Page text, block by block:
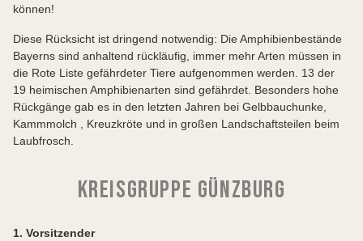
können!
Diese Rücksicht ist dringend notwendig: Die Amphibienbestände
Bayerns sind anhaltend rückläufig, immer mehr Arten müssen in
die Rote Liste gefährdeter Tiere aufgenommen werden. 13 der
19 heimischen Amphibienarten sind gefährdet. Besonders hohe
Rückgänge gab es in den letzten Jahren bei Gelbbauchunke,
Kammmolch , Kreuzkröte und in großen Landschaftsteilen beim
Laubfrosch.
KREISGRUPPE GÜNZBURG
1. Vorsitzender